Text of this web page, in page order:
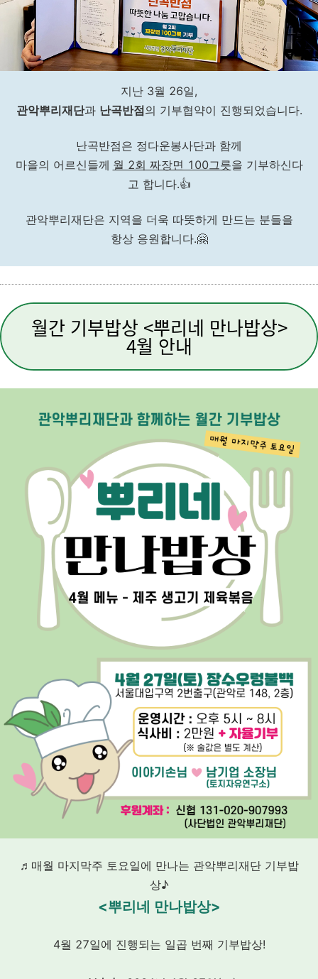
지난 3월 26일,
관악뿌리재단과 난곡반점의 기부협약이 진행되었습니다.
난곡반점은 정다운봉사단과 함께
마을의 어르신들께 월 2회 짜장면 100그릇을 기부하신다
고 합니다.👍
관악뿌리재단은 지역을 더욱 따뜻하게 만드는 분들을
항상 응원합니다.🤗
월간 기부밥상 <뿌리네 만나밥상>
4월 안내
♬매월 마지막주 토요일에 만나는 관악뿌리재단 기부밥
상♪
<뿌리네 만나밥상>
4월 27일에 진행되는 일곱 번째 기부밥상!